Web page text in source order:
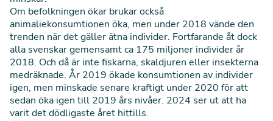
Om befolkningen ökar brukar också
animaliekonsumtionen öka, men under 2018 vände den
trenden när det gäller ätna individer. Fortfarande åt dock
alla svenskar gemensamt ca 175 miljoner individer år
2018. Och då är inte fiskarna, skaldjuren eller insekterna
medräknade. År 2019 ökade konsumtionen av individer
igen, men minskade senare kraftigt under 2020 för att
sedan öka igen till 2019 års nivåer. 2024 ser ut att ha
varit det dödligaste året hittills.